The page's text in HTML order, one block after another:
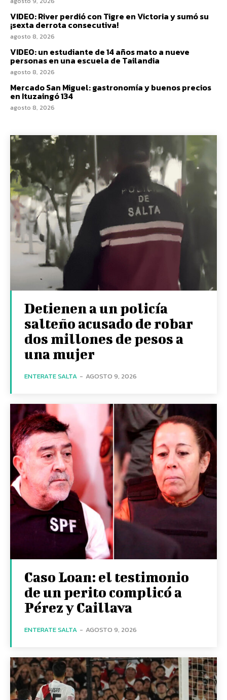
VIDEO: River perdió con Tigre en Victoria y sumó su
¡sexta derrota consecutiva!
agosto 8, 2026
VIDEO: un estudiante de 14 años mato a nueve
personas en una escuela de Tailandia
agosto 8, 2026
Mercado San Miguel: gastronomía y buenos precios
en Ituzaingó 134
agosto 8, 2026
Detienen a un policía
salteño acusado de robar
dos millones de pesos a
una mujer
ENTERATE SALTA - AGOSTO 9, 2026
Caso Loan: el testimonio
de un perito complicó a
Pérez y Caillava
ENTERATE SALTA - AGOSTO 9, 2026